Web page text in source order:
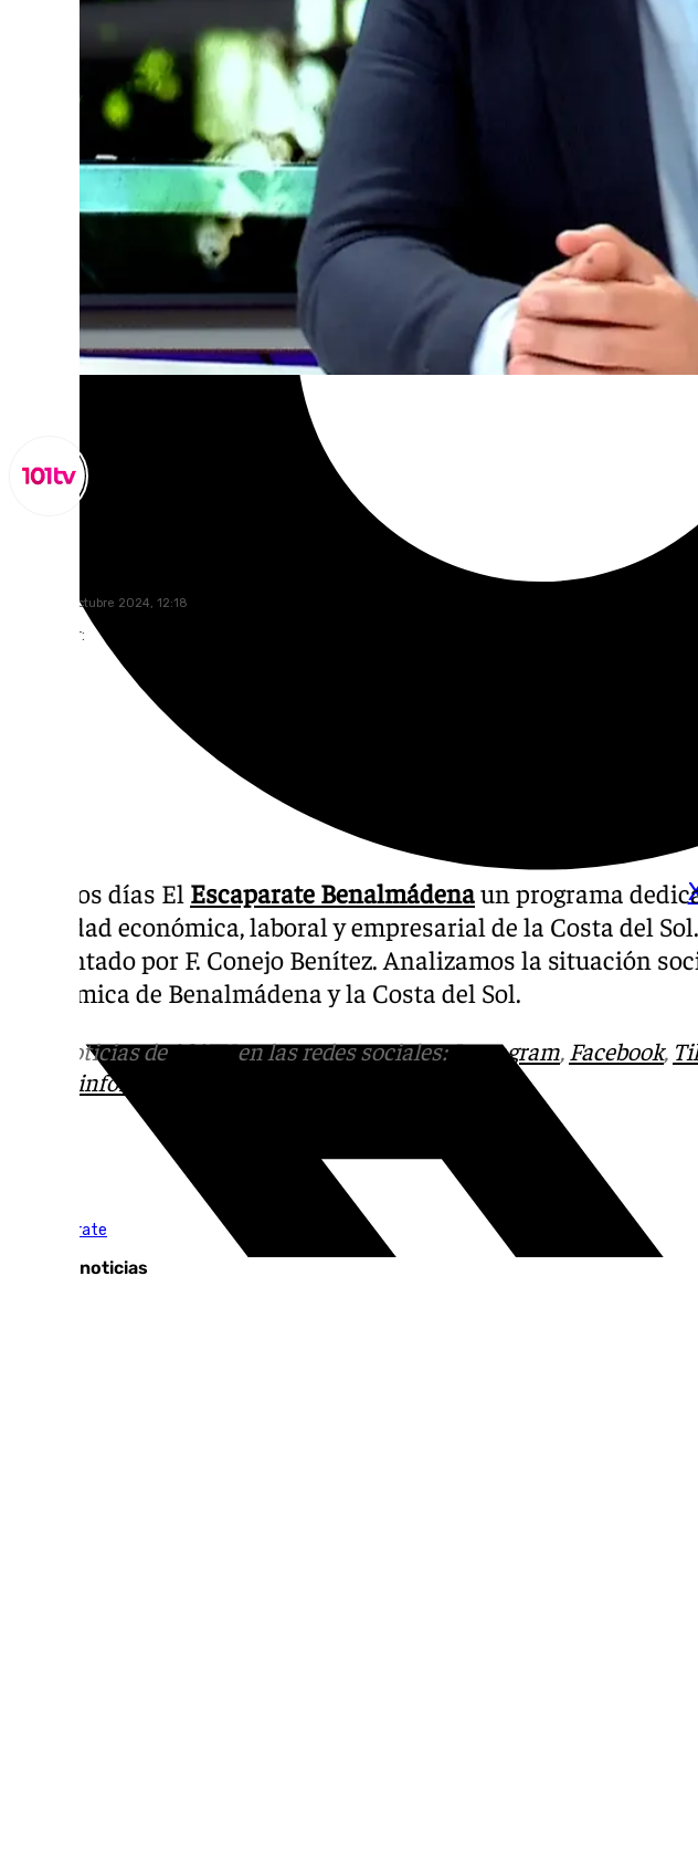
martes, 8 octubre 2024, 12:18
Compartir:
Todo los días El Escaparate Benalmádenaun programa
actividad económica, laboral y empresarial de la Costa del Sol.
Presentado por F. Conejo Benítez. Analizamos la situación
económica de Benalmádena y la Costa del Sol.
Más noticias de101TVen las redes sociales:Instagram, Facebook,
informativos@101tv.es
El Escaparate
Últimas noticias